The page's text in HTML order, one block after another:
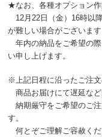
★なお、各種オプション作
12月22日（金）16時以
が難しい場合がございます
年内の納品をご希望の
い申し上げます。
※上記日程に沿ったご注
商品お届けにて遅延など
納期厳守をご希望のご
す。
何とぞご理解ご容赦くだ